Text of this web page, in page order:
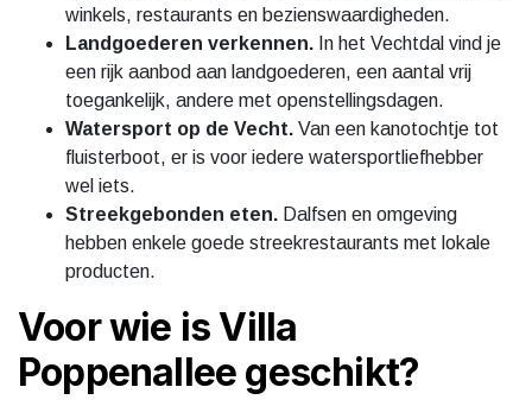
winkels, restaurants en bezienswaardigheden.
Landgoederen verkennen. In het Vechtdal vind je
een rijk aanbod aan landgoederen, een aantal vrij
toegankelijk, andere met openstellingsdagen.
Watersport op de Vecht. Van een kanotochtje tot
fluisterboot, er is voor iedere watersportliefhebber
wel iets.
Streekgebonden eten. Dalfsen en omgeving
hebben enkele goede streekrestaurants met lokale
producten.
Voor wie is Villa
Poppenallee geschikt?